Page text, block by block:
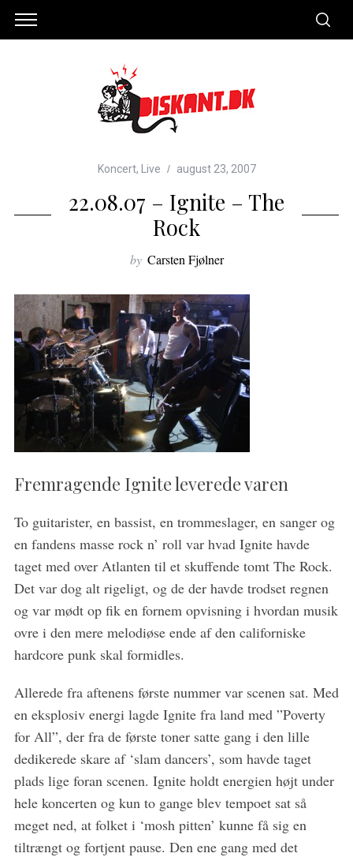
Koncert, Live august 23, 2007
22.08.07 – Ignite – The
Rock
by Carsten Fjølner
Fremragende Ignite leverede varen
To guitarister, en bassist, en trommeslager, en sanger og
en fandens masse rock n’ roll var hvad Ignite havde
taget med over Atlanten til et skuffende tomt The Rock.
Det var dog alt rigeligt, og de der havde trodset regnen
og var mødt op fik en fornem opvisning i hvordan musik
ovre i den mere melodiøse ende af den californiske
hardcore punk skal formidles.
Allerede fra aftenens første nummer var scenen sat. Med
en eksplosiv energi lagde Ignite fra land med ”Poverty
for All”, der fra de første toner satte gang i den lille
dedikerede skare af ‘slam dancers’, som havde taget
plads lige foran scenen. Ignite holdt energien højt under
hele koncerten og kun to gange blev tempoet sat så
meget ned, at folket i ‘mosh pitten’ kunne få sig en
tiltrængt og fortjent pause. Den ene gang med det
S
e
r
c
h
f
o
r
: